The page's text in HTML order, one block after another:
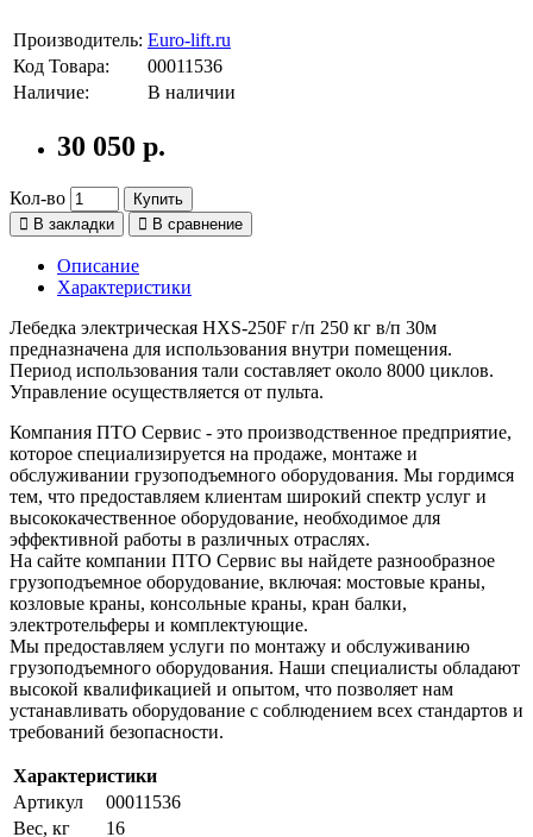
Производитель: Euro-lift.ru
Код Товара:
00011536
Наличие:
В наличии
30 050 р.
Кол-во
Купить
В закладки
В сравнение
Описание
Характеристики
Лебедка электрическая HXS-250F г/п 250 кг в/п 30м
предназначена для использования внутри помещения.
Период использования тали составляет около 8000 циклов.
Управление осуществляется от пульта.
Компания ПТО Сервис - это производственное предприятие,
которое специализируется на продаже, монтаже и
обслуживании грузоподъемного оборудования. Мы гордимся
тем, что предоставляем клиентам широкий спектр услуг и
высококачественное оборудование, необходимое для
эффективной работы в различных отраслях.
На сайте компании ПТО Сервис вы найдете разнообразное
грузоподъемное оборудование, включая: мостовые краны,
козловые краны, консольные краны, кран балки,
электротельферы и комплектующие.
Мы предоставляем услуги по монтажу и обслуживанию
грузоподъемного оборудования. Наши специалисты обладают
высокой квалификацией и опытом, что позволяет нам
устанавливать оборудование с соблюдением всех стандартов и
требований безопасности.
Характеристики
Артикул
00011536
Вес, кг
16